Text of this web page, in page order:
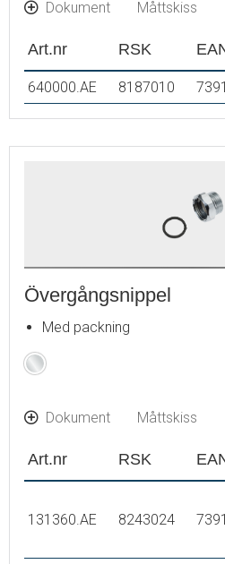
Dokument Måttskiss
Art.nr RSK
640000.AE 8187010
Övergångsnippel
Med packning
Krom
Dokument Måttskiss
Art.nr RSK
131360.AE 8243024